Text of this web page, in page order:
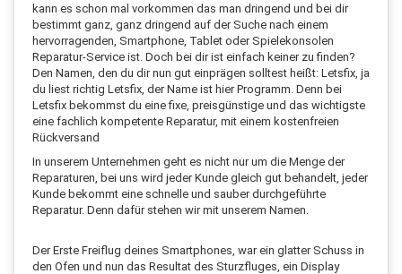
kann es schon mal vorkommen das man dringend und bei dir
bestimmt ganz, ganz dringend auf der Suche nach einem
hervorragenden, Smartphone, Tablet oder Spielekonsolen
Reparatur-Service ist. Doch bei dir ist einfach keiner zu finden?
Den Namen, den du dir nun gut einprägen solltest heißt: Letsfix, ja
du liest richtig Letsfix, der Name ist hier Programm. Denn bei
Letsfix bekommst du eine fixe, preisgünstige und das wichtigste
eine fachlich kompetente Reparatur, mit einem kostenfreien
Rückversand
In unserem Unternehmen geht es nicht nur um die Menge der
Reparaturen, bei uns wird jeder Kunde gleich gut behandelt, jeder
Kunde bekommt eine schnelle und sauber durchgeführte
Reparatur. Denn dafür stehen wir mit unserem Namen.
Der Erste Freiflug deines Smartphones, war ein glatter Schuss in
den Ofen und nun das Resultat des Sturzfluges, ein Display